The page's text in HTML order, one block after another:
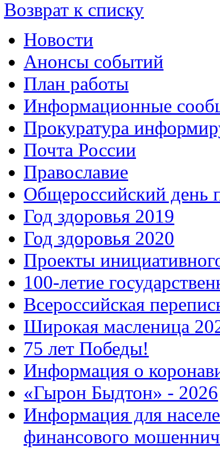
Возврат к списку
Новости
Анонсы событий
План работы
Информационные
Прокуратура
Почта России
Православие
Общероссийский день
Год здоровья 2019
Год здоровья 2020
Проекты
100-летие
Всероссийская
Широкая масленица
75 лет Победы!
Информация о
«Гырон Быдтон» - 2026
Информация для
финансового